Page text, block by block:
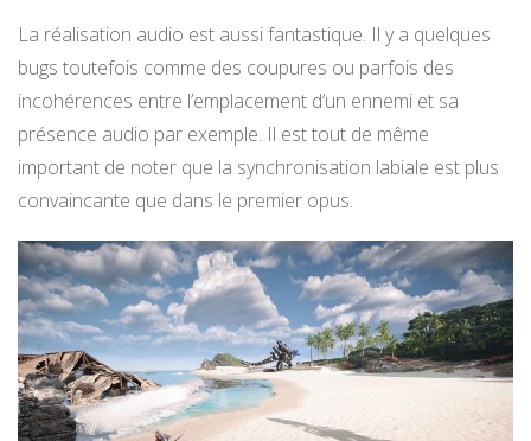
La réalisation audio est aussi fantastique. Il y a quelques
bugs toutefois comme des coupures ou parfois des
incohérences entre l’emplacement d’un ennemi et sa
présence audio par exemple. Il est tout de même
important de noter que la synchronisation labiale est plus
convaincante que dans le premier opus.